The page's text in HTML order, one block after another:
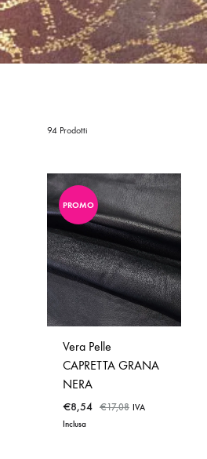
94 Prodotti
PROMO
Vera Pelle
CAPRETTA GRANA
NERA
€8,54 €17,08 IVA
Inclusa